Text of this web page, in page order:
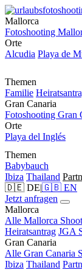
Mallorca
Fotoshooting
Orte
Alcudia Playa de
Themen
Familie
Gran Canaria
Fotoshooting Gran
Orte
Playa del Inglés
Themen
Babybauch
Ibiza Thailand
🇩🇪 DE|🇬🇧 EN
Jetzt anfragen
Mallorca
Alle Mallorca
Heiratsantrag JGA
Gran Canaria
Alle Gran Canaria
Ibiza Thailand